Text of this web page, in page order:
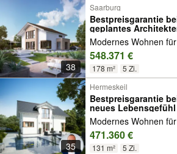
38
Saarburg
Bestpreisgarantie
geplantes
Modernes Wohnen
548.371 €
178 m² 5 Zi.
35
Hermeskeil
Bestpreisgarantie
neues
Wänden in
Modernes Wohnen
471.360 €
131 m² 5 Zi.